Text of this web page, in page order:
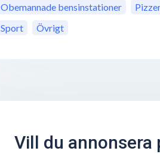
Obemannade bensinstationer
Sport
Övrigt
Vill du annonsera